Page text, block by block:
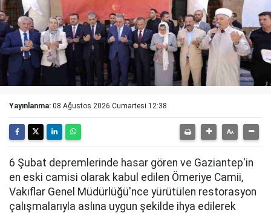
Yayınlanma: 08 Ağustos 2026 Cumartesi 12:38
6 Şubat depremlerinde hasar gören ve Gaziantep'in
en eski camisi olarak kabul edilen Ömeriye Camii,
Vakıflar Genel Müdürlüğü'nce yürütülen restorasyon
çalışmalarıyla aslına uygun şekilde ihya edilerek